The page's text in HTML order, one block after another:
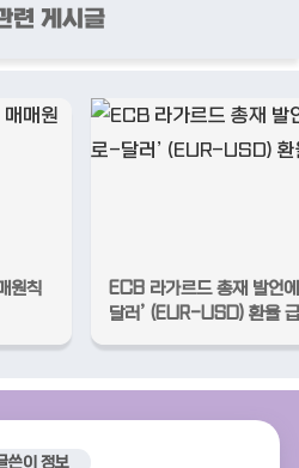
련 게시글
원칙
ECB 라가르드 총재 발언
달러’ (EUR-USD) 환율
쓴이 정보